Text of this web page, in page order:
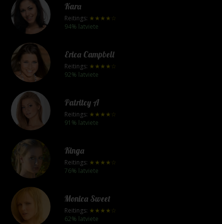
Kara
Reitings: ★★★★☆
94% latviete
Erica Campbell
Reitings: ★★★★☆
92% latviete
Patritcy A
Reitings: ★★★★☆
91% latviete
Kinga
Reitings: ★★★★☆
76% latviete
Monica Sweet
Reitings: ★★★★☆
62% latviete